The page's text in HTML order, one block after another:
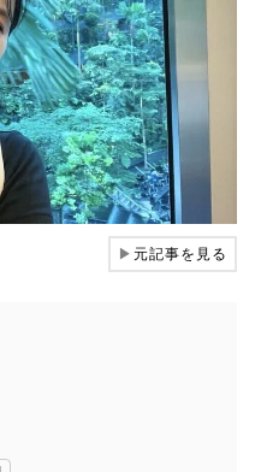
▶元記事を見る